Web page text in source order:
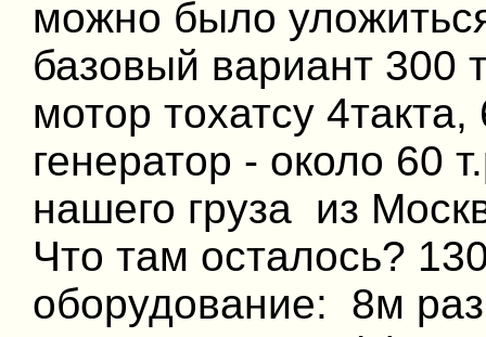
можно было
базовый вариант 300
мотор тохатсу
генератор - около 60
нашего груза из
Что там осталось?
оборудование: 8м